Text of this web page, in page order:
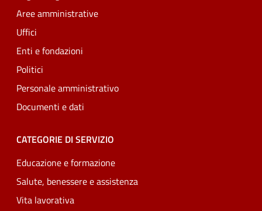
Aree amministrative
Uffici
Enti e fondazioni
Politici
Personale amministrativo
Documenti e dati
CATEGORIE DI SERVIZIO
Educazione e formazione
Salute, benessere e assistenza
Vita lavorativa